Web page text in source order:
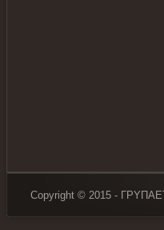
Copyright © 2015 -